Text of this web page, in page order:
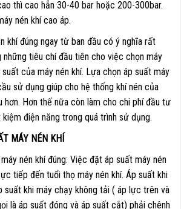
thì cao hẳn 30-40 bar hoặc 200-300bar.
nén khí cao áp.
khí đúng ngay từ ban đầu có ý nghĩa rất
tiêu chí đầu tiên cho việc chọn máy
của máy nén khí. Lựa chọn áp suất máy
sử dụng giúp cho hệ thống khí nén của
hơn. Hơn thế nữa còn làm cho chi phí đầu tư
điện năng trong quá trình sử dụng.
MÁY NÉN KHÍ
nén khí đúng: Việc đặt áp suất máy nén
tiếp đến tuổi thọ máy nén khí. Áp suất khi
suất khi máy chạy không tải ( áp lực trên và
là áp suất đóng và áp suất cắt) phải chênh